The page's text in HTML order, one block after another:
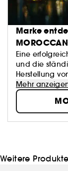
Marke
Eine
und die
Herstellung
eine Marke
geworden ist:
Mehr
Weitere